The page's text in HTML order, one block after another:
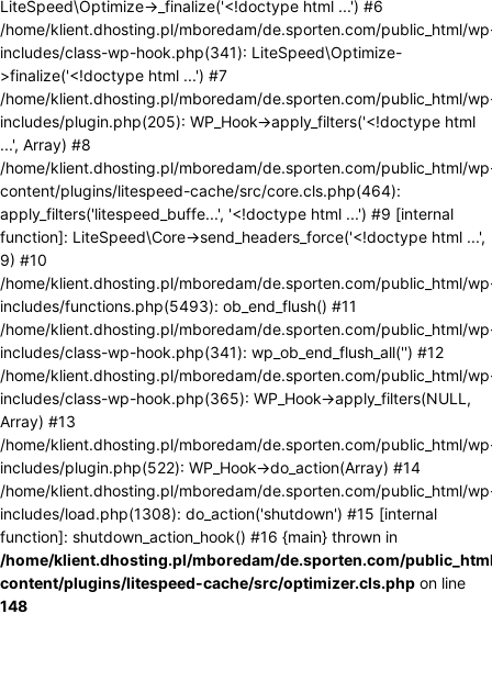
LiteSpeed\Optimize->_finalize('<!doctype html ...') #6
/home/klient.dhosting.pl/mboredam/de.sporten.com/public_html/
includes/class-wp-hook.php(341): LiteSpeed\Optimize-
>finalize('<!doctype html ...') #7
/home/klient.dhosting.pl/mboredam/de.sporten.com/public_html/
includes/plugin.php(205): WP_Hook->apply_filters('<!doctype html
...', Array) #8
/home/klient.dhosting.pl/mboredam/de.sporten.com/public_html/
content/plugins/litespeed-cache/src/core.cls.php(464):
apply_filters('litespeed_buffe...', '<!doctype html ...') #9 [internal
function]: LiteSpeed\Core->send_headers_force('<!doctype html ...',
9) #10
/home/klient.dhosting.pl/mboredam/de.sporten.com/public_html/
includes/functions.php(5493): ob_end_flush() #11
/home/klient.dhosting.pl/mboredam/de.sporten.com/public_html/
includes/class-wp-hook.php(341): wp_ob_end_flush_all('') #12
/home/klient.dhosting.pl/mboredam/de.sporten.com/public_html/
includes/class-wp-hook.php(365): WP_Hook->apply_filters(NULL,
Array) #13
/home/klient.dhosting.pl/mboredam/de.sporten.com/public_html/
includes/plugin.php(522): WP_Hook->do_action(Array) #14
/home/klient.dhosting.pl/mboredam/de.sporten.com/public_html/
includes/load.php(1308): do_action('shutdown') #15 [internal
function]: shutdown_action_hook() #16 {main} thrown in
/home/klient.dhosting.pl/mboredam/de.sporten.com/
content/plugins/litespeed-cache/src/optimizer.cls.php on line
148